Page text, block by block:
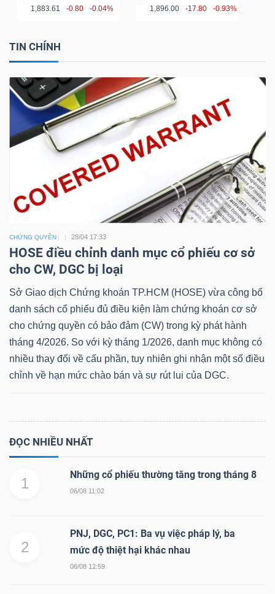
1,883.61 -0.80 -0.04% 1,896.00 -17.80 -0.93%
TIN CHÍNH
CHỨNG QUYỀN 28/04 17:33
HOSE điều chỉnh danh mục cổ phiếu cơ sở
cho CW, DGC bị loại
Sở Giao dịch Chứng khoán TP.HCM (HOSE) vừa công bố
danh sách cổ phiếu đủ điều kiện làm chứng khoán cơ sở
cho chứng quyền có bảo đảm (CW) trong kỳ phát hành
tháng 4/2026. So với kỳ tháng 1/2026, danh mục không có
nhiều thay đổi về cấu phần, tuy nhiên ghi nhận một số điều
chỉnh về hạn mức chào bán và sự rút lui của DGC.
ĐỌC NHIỀU NHẤT
1
Những cổ phiếu thường tăng trong tháng 8
06/08 11:02
2
PNJ, DGC, PC1: Ba vụ việc pháp lý, ba
mức độ thiệt hại khác nhau
06/08 12:59
Sách
Công
cụ
Truyền
thông
chính
Dữ